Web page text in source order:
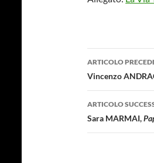
articolo
ARTICOLO
Vincenzo
ARTICOLO
Sara MARMAI,